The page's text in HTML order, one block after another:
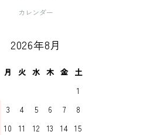
カレンダー
2026年8月
月 火 水 木 金 土
1
3 4 5 6 7
8
10 11 12 13 14 15